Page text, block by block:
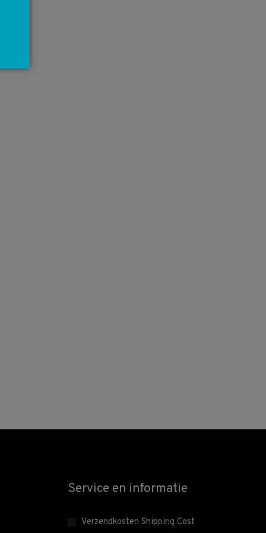
Service en informatie
Verzendkosten Shipping Cost